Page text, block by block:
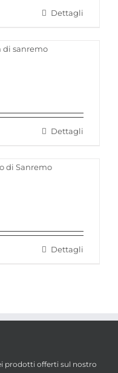
Dettagli
Dettagli
Dettagli
prodotti offerti sul nostro